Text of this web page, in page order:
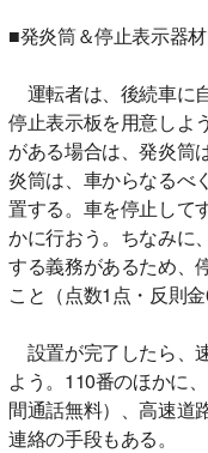
■発炎筒＆停止表示器
運転者は、後続車に
停止表示板を用意しよ
がある場合は、発炎筒
炎筒は、車からなるべ
置する。車を停止して
かに行おう。ちなみに
する義務があるため、
こと（点数1点・反則金
設置が完了したら、
よう。110番のほかに
間通話無料）、高速道
連絡の手段もある。